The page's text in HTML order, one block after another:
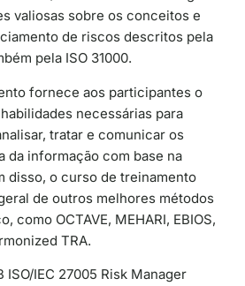
valiosas sobre os conceitos e
de riscos descritos pela
pela ISO 31000.
fornece aos participantes o
necessárias para
tratar e comunicar os
da informação com base na
disso, o curso de treinamento
de outros melhores métodos
como OCTAVE, MEHARI, EBIOS,
TRA.
IEC 27005 Risk Manager